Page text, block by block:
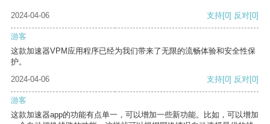
2024-04-06 支持[0] 反对[0]
游客
这款加速器VPM应用程序已经为我们带来了无限的流畅体验和安全性保
护。
2024-04-06
支持[0] 反对[0]
游客
这款加速器app的功能有点单一，可以增加一些新功能。比如，可以增加